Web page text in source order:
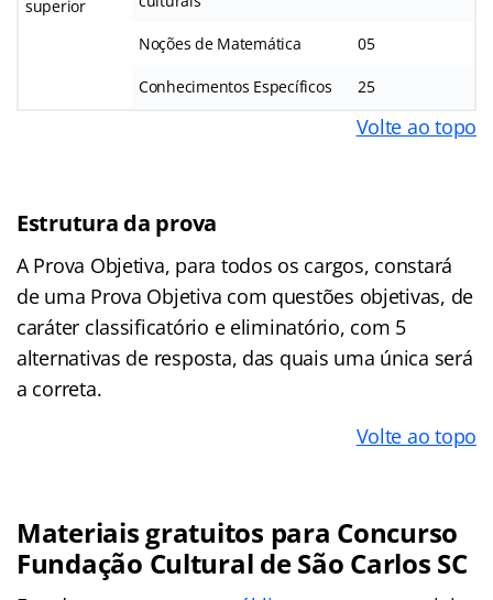
superior
Noções de Matemática 05
Conhecimentos Específicos 25
Volte ao topo
Estrutura da prova
A Prova Objetiva, para todos os cargos, constará
de uma Prova Objetiva com questões objetivas, de
caráter classificatório e eliminatório, com 5
alternativas de resposta, das quais uma única será
a correta.
Volte ao topo
Materiais gratuitos para Concurso
Fundação Cultural de São Carlos SC